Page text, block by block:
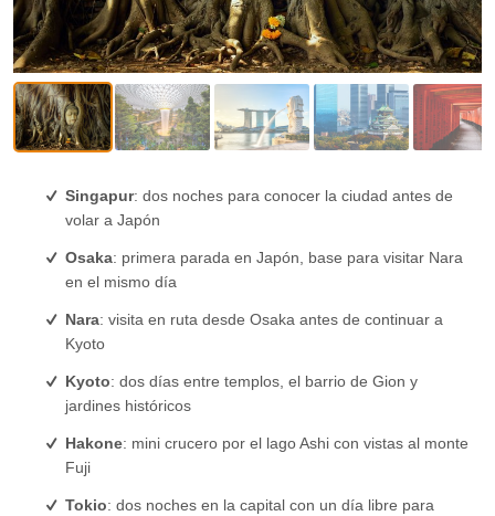
Singapur: dos noches para conocer la ciudad antes de
volar a Japón
Osaka: primera parada en Japón, base para visitar Nara
en el mismo día
Nara: visita en ruta desde Osaka antes de continuar a
Kyoto
Kyoto: dos días entre templos, el barrio de Gion y
jardines históricos
Hakone: mini crucero por el lago Ashi con vistas al monte
Fuji
Tokio: dos noches en la capital con un día libre para